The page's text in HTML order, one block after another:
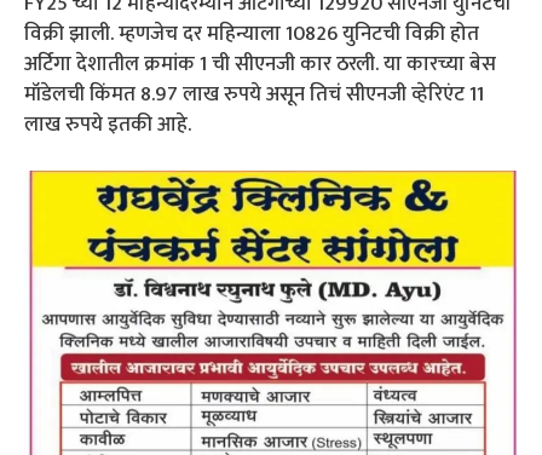
विक्री झाली. म्हणजेच दर महिन्याला 10826 युनिटची विक्री होत
अर्टिगा देशातील क्रमांक 1 ची सीएनजी कार ठरली. या कारच्या बेस
मॉडेलची किंमत 8.97 लाख रुपये असून तिचं सीएनजी व्हेरिएंट 11
लाख रुपये इतकी आहे.